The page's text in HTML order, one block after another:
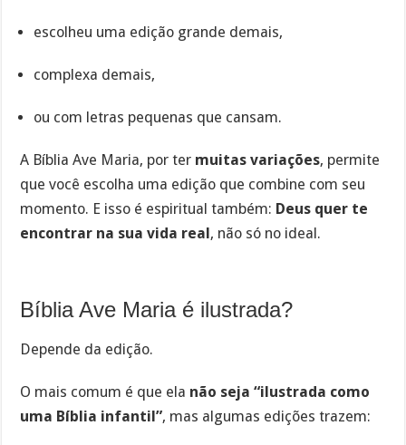
escolheu uma edição grande demais,
complexa demais,
ou com letras pequenas que cansam.
A Bíblia Ave Maria, por ter muitas variações, permite
que você escolha uma edição que combine com seu
momento. E isso é espiritual também: Deus quer te
encontrar na sua vida real, não só no ideal.
Bíblia Ave Maria é ilustrada?
Depende da edição.
O mais comum é que ela não seja “ilustrada como
uma Bíblia infantil”, mas algumas edições trazem: